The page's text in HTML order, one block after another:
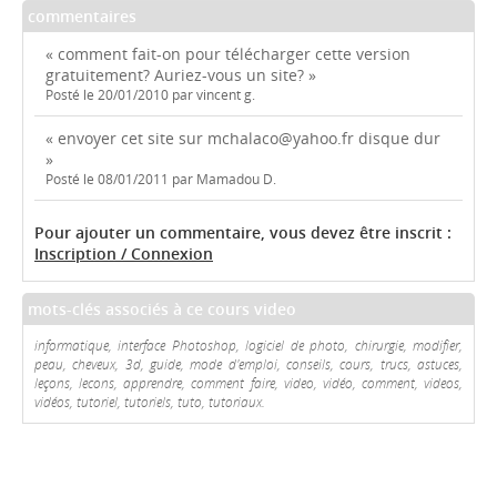
commentaires
« comment fait-on pour télécharger cette version
gratuitement? Auriez-vous un site? »
Posté le 20/01/2010 par vincent g.
« envoyer cet site sur mchalaco@yahoo.fr disque dur
»
Posté le 08/01/2011 par Mamadou D.
Pour ajouter un commentaire, vous devez être inscrit :
Inscription / Connexion
mots-clés associés à ce cours video
informatique, interface Photoshop, logiciel de photo, chirurgie, modifier,
peau, cheveux, 3d, guide, mode d'emploi, conseils, cours, trucs, astuces,
leçons, lecons, apprendre, comment faire, video, vidéo, comment, videos,
vidéos, tutoriel, tutoriels, tuto, tutoriaux.